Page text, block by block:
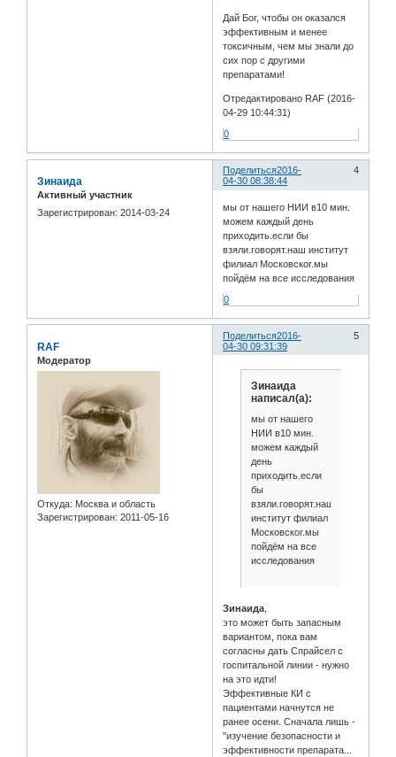
Дай Бог, чтобы он оказался
эффективным и менее
токсичным, чем мы знали до
сих пор с другими
препаратами!
Отредактировано RAF (2016-
04-29 10:44:31)
0
Поделиться 4
2016-
04-30 08:38:44
Зинаида
Активный участник
Зарегистрирован: 2014-03-24
мы от нашего НИИ в10 мин.
можем каждый день
приходить.если бы
взяли.говорят.наш институт
филиал Московског.мы
пойдём на все исследования
0
Поделиться 5
2016-
04-30 09:31:39
RAF
Модератор
Откуда: Москва и область
Зарегистрирован: 2011-05-16
Зинаида
написал(а):
мы от нашего
НИИ в10 мин.
можем каждый
день
приходить.если
бы
взяли.говорят.наш
институт филиал
Московског.мы
пойдём на все
исследования
Зинаида,
это может быть запасным
вариантом, пока вам
согласны дать Спрайсел с
госпитальной линии - нужно
на это идти!
Эффективные КИ с
пациентами начнутся не
ранее осени. Сначала лишь -
"изучение безопасности и
эффективности препарата...